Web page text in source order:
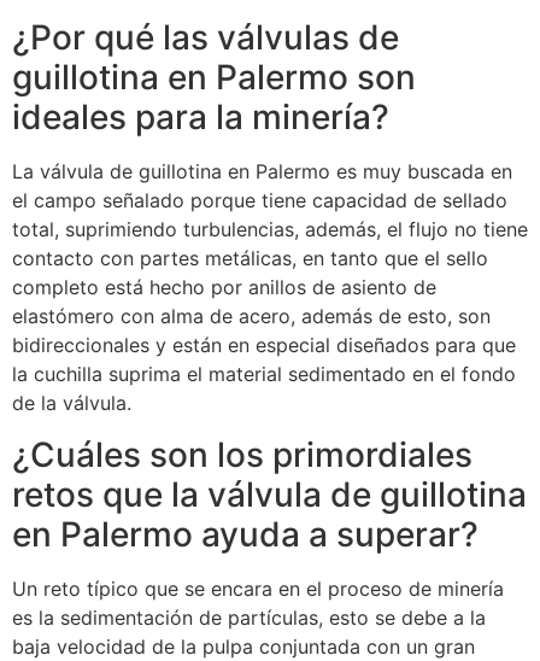
¿Por qué las válvulas de
guillotina en Palermo son
ideales para la minería?
La válvula de guillotina en Palermo es muy buscada en
el campo señalado porque tiene capacidad de sellado
total, suprimiendo turbulencias, además, el flujo no tiene
contacto con partes metálicas, en tanto que el sello
completo está hecho por anillos de asiento de
elastómero con alma de acero, además de esto, son
bidireccionales y están en especial diseñados para que
la cuchilla suprima el material sedimentado en el fondo
de la válvula.
¿Cuáles son los primordiales
retos que la válvula de guillotina
en Palermo ayuda a superar?
Un reto típico que se encara en el proceso de minería
es la sedimentación de partículas, esto se debe a la
baja velocidad de la pulpa conjuntada con un gran